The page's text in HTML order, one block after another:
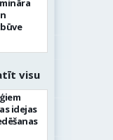
visu
idejas